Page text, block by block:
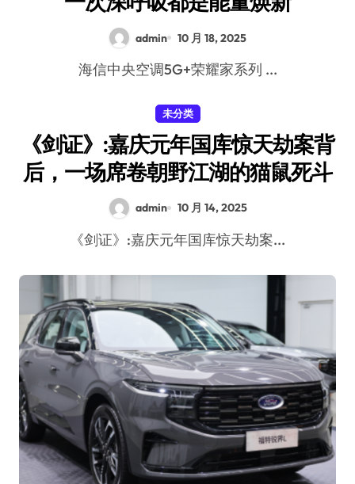
admin 10 月 18, 2025
海信中央空调5G+荣耀家系列 ...
未分类
《剑证》:嘉庆元年国库惊天劫案背
后，一场席卷朝野江湖的猫鼠死斗
admin 10 月 14, 2025
《剑证》:嘉庆元年国库惊天劫案...